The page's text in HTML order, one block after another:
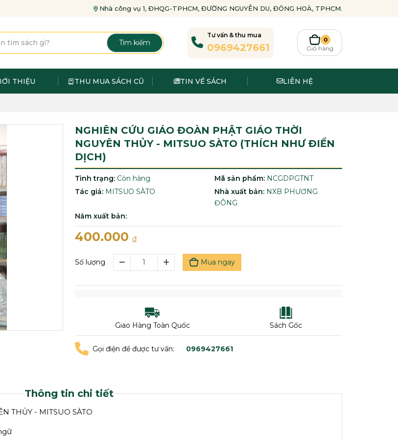
Nhà công vụ 1, ĐHQG-TPHCM, ĐƯỜNG NGUYỄN DU, ĐÔNG HOÀ, TPHCM.
Tìm kiếm
Tư vấn & thu mua
0969427661
0
Giỏ hàng
THIỆU THU MUA SÁCH CŨ TIN VỀ SÁCH LIÊN HỆ
NGHIÊN CỨU GIÁO ĐOÀN PHẬT GIÁO THỜI
NGUYÊN THỦY - MITSUO SÀTO (THÍCH NHƯ ĐIỂN
DỊCH)
Tình trạng: Còn hàng Mã sản phẩm: NCGDPGTNT
Tác giả: MITSUO SÀTO Nhà xuất bản: NXB PHƯƠNG
ĐÔNG
Năm xuất bản:
400.000 đ
Số lượng Mua ngay
Giao Hàng Toàn Quốc Sách Gốc
Gọi điện để được tư vấn: 0969427661
Thông tin chi tiết
THỦY - MITSUO SÀTO